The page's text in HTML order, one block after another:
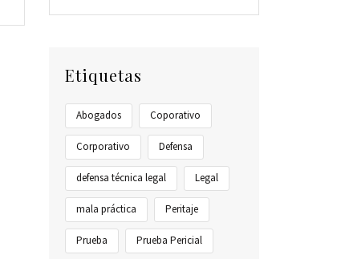
Etiquetas
Abogados Coporativo
Corporativo Defensa
defensa técnica legal Legal
mala práctica Peritaje
Prueba Prueba Pericial